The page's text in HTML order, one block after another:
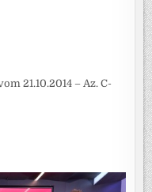
21.10.2014 – Az. C-